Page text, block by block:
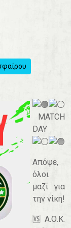
MATCH
DAY
Απόψε,
όλοι
μαζί για
την νίκη!
🆚️ Α.Ο.Κ.